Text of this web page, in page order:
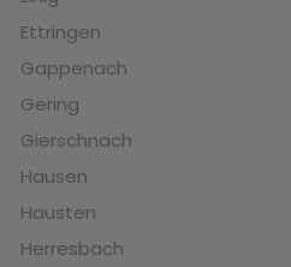
Ettringen
Gappenach
Gering
Gierschnach
Hausen
Hausten
Herresbach